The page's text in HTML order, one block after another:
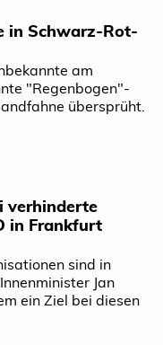
in Schwarz-Rot-
am
"Regenbogen"-
übersprüht.
verhinderte
in Frankfurt
sind in
Jan
ein Ziel bei diesen